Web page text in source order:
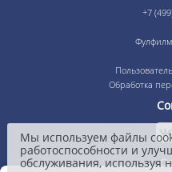
+7
Обработка
Мы используем файлы
работоспособности и
обслуживания, используя